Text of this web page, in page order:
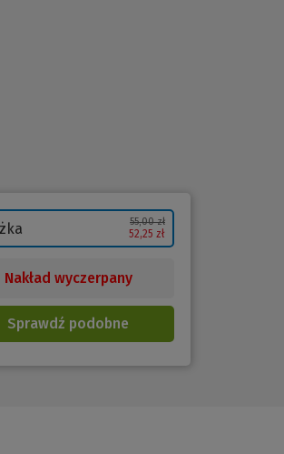
55,00 zł
52,25 zł
Nakład wyczerpany
Sprawdź podobne